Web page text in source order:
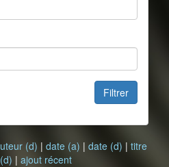
Filtrer
(d) | date (a) | date (d) | titre
| ajout récent